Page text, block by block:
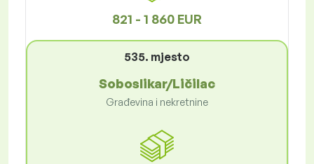
821 - 1 860 EUR
535. mjesto
Soboslikar/Ličilac
Građevina i nekretnine